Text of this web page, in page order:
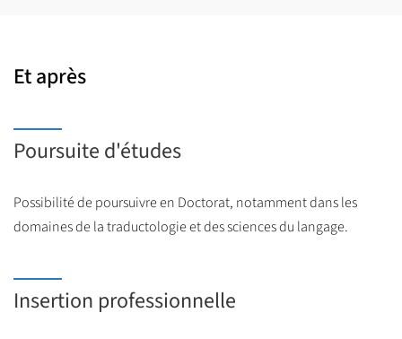
Et après
Poursuite d'études
Possibilité de poursuivre en Doctorat, notamment dans les
domaines de la traductologie et des sciences du langage.
Insertion professionnelle